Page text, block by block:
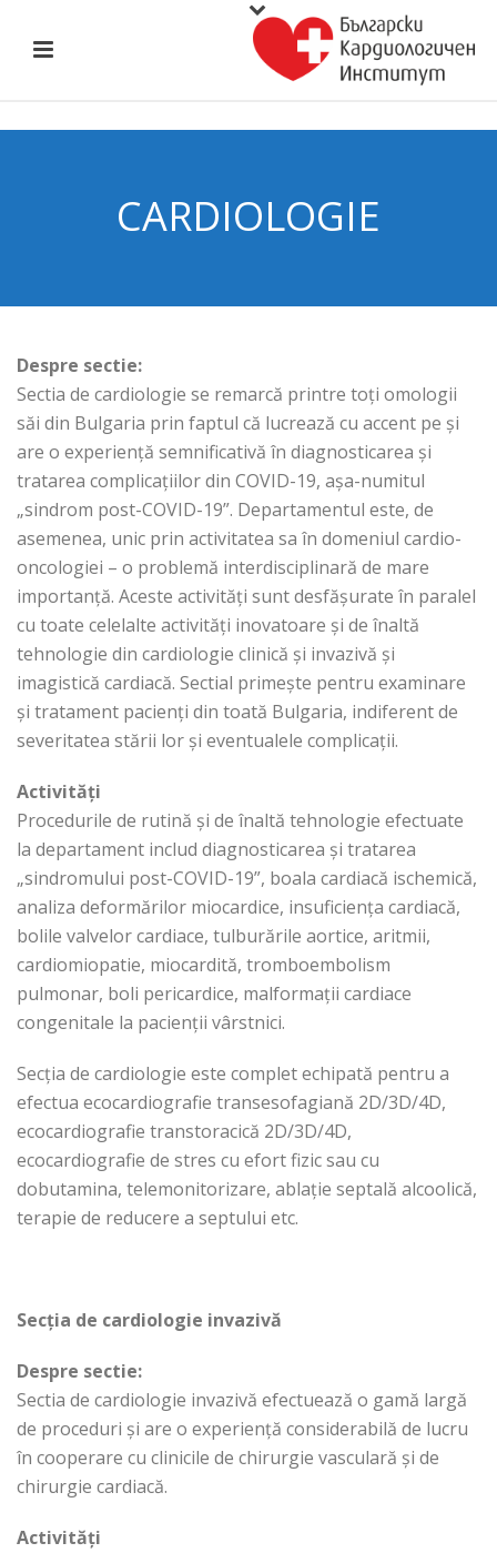
CARDIOLOGIE
Despre sectie:
Sectia de cardiologie se remarcă printre toți omologii
săi din Bulgaria prin faptul că lucrează cu accent pe și
are o experiență semnificativă în diagnosticarea și
tratarea complicațiilor din COVID-19, așa-numitul
„sindrom post-COVID-19”. Departamentul este, de
asemenea, unic prin activitatea sa în domeniul cardio-
oncologiei – o problemă interdisciplinară de mare
importanță. Aceste activități sunt desfășurate în paralel
cu toate celelalte activități inovatoare și de înaltă
tehnologie din cardiologie clinică și invazivă și
imagistică cardiacă. Sectial primește pentru examinare
și tratament pacienți din toată Bulgaria, indiferent de
severitatea stării lor și eventualele complicații.
Activități
Procedurile de rutină și de înaltă tehnologie efectuate
la departament includ diagnosticarea și tratarea
„sindromului post-COVID-19”, boala cardiacă ischemică,
analiza deformărilor miocardice, insuficiența cardiacă,
bolile valvelor cardiace, tulburările aortice, aritmii,
cardiomiopatie, miocardită, tromboembolism
pulmonar, boli pericardice, malformații cardiace
congenitale la pacienții vârstnici.
Secția de cardiologie este complet echipată pentru a
efectua ecocardiografie transesofagiană 2D/3D/4D,
ecocardiografie transtoracică 2D/3D/4D,
ecocardiografie de stres cu efort fizic sau cu
dobutamina, telemonitorizare, ablație septală alcoolică,
terapie de reducere a septului etc.
Secția de cardiologie invazivă
Despre sectie:
Sectia de cardiologie invazivă efectuează o gamă largă
de proceduri și are o experiență considerabilă de lucru
în cooperare cu clinicile de chirurgie vasculară și de
chirurgie cardiacă.
Activități